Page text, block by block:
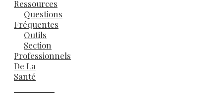
Ressources
Questions
Fréquentes
Outils
Section
Professionnels
De La
Santé